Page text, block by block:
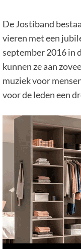
De Jostiband
vieren met een
september 2016 in
kunnen ze aan
muziek voor
voor de leden een